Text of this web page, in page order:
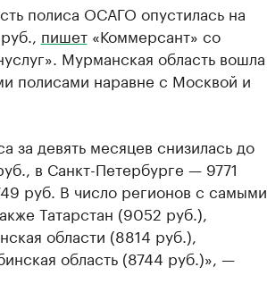
полиса ОСАГО опустилась на
пишет«Коммерсант» со
Мурманская область вошла
полисами наравне с Москвой и
за девять месяцев снизилась до
в Санкт-Петербурге — 9771
руб. В число регионов с самыми
Татарстан (9052 руб.),
области (8814 руб.),
область (8744 руб.)», —